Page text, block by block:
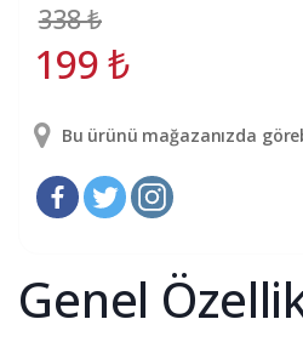
338₺
199₺
Bu ürünü mağazanızda
Genel